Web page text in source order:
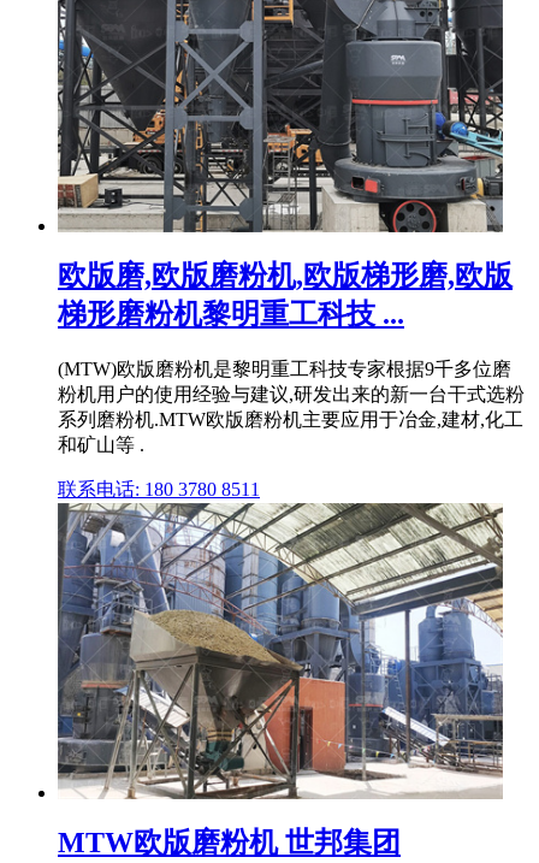
欧版磨,欧版磨粉机,欧版梯形磨,欧版
梯形磨粉机黎明重工科技 ...
(MTW)欧版磨粉机是黎明重工科技专家根据9千多位磨
粉机用户的使用经验与建议,研发出来的新一台干式选粉
系列磨粉机.MTW欧版磨粉机主要应用于冶金,建材,化工
和矿山等 .
联系电话: 180 3780 8511
MTW欧版磨粉机 世邦集团